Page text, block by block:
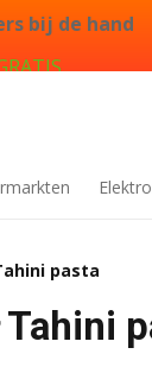
bij de hand
pasta